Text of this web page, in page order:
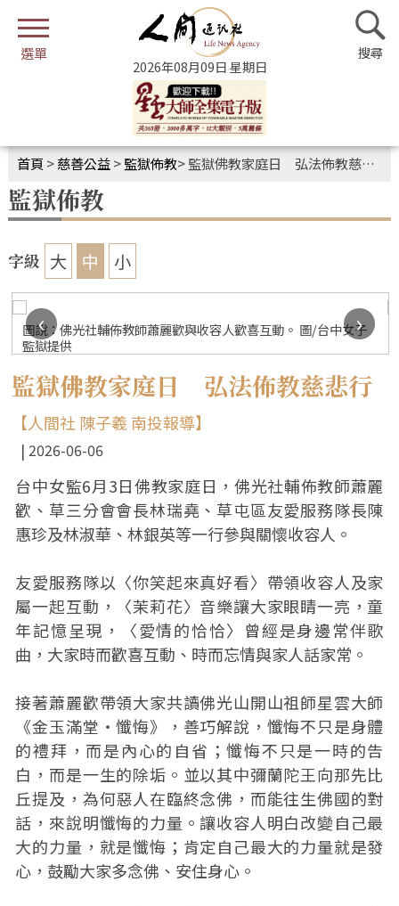
2026年08月09日 星期日
首頁 >慈善公益>監獄佈教>監獄佛教家庭日 弘法佈教慈悲行
監獄佈教
字級 大 中 小
圖說：佛光社輔佈教師蕭麗歡與收容人歡喜互動。 圖/台中女子
監獄提供
‹
›
監獄佛教家庭日 弘法佈教慈悲行
【人間社 陳子羲 南投報導】
2026-06-06
台中女監6月3日佛教家庭日，佛光社輔佈教師蕭麗
歡、草三分會會長林瑞堯、草屯區友愛服務隊長陳
惠珍及林淑華、林銀英等一行參與關懷收容人。
友愛服務隊以〈你笑起來真好看〉帶領收容人及家
屬一起互動，〈茉莉花〉音樂讓大家眼睛一亮，童
年記憶呈現，〈愛情的恰恰〉曾經是身邊常伴歌
曲，大家時而歡喜互動、時而忘情與家人話家常。
接著蕭麗歡帶領大家共讀佛光山開山祖師星雲大師
《金玉滿堂‧懺悔》，善巧解說，懺悔不只是身體
的禮拜，而是內心的自省；懺悔不只是一時的告
白，而是一生的除垢。並以其中彌蘭陀王向那先比
丘提及，為何惡人在臨終念佛，而能往生佛國的對
話，來說明懺悔的力量。讓收容人明白改變自己最
大的力量，就是懺悔；肯定自己最大的力量就是發
心，鼓勵大家多念佛、安住身心。